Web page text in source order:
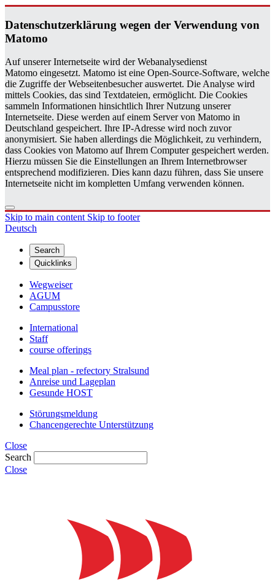
Daten­schutzerklärung wegen der Ver­wen­dung von
Matomo
Auf unserer Internetseite wird der Webanalysedienst
Matomo eingesetzt. Matomo ist eine Open-Source-Software, welche
die Zugriffe der Webseitenbesucher auswertet. Die Analyse wird
mittels Cookies, das sind Textdateien, ermöglicht. Die Cookies
sammeln Informationen hinsichtlich Ihrer Nutzung unserer
Internetseite. Diese werden auf einem Server von Matomo in
Deutschland gespeichert. Ihre IP-Adresse wird noch zuvor
anonymisiert. Sie haben allerdings die Möglichkeit, zu verhindern,
dass Cookies von Matomo auf Ihrem Computer gespeichert werden.
Hierzu müssen Sie die Einstellungen an Ihrem Internetbrowser
entsprechend modifizieren. Dies kann dazu führen, dass Sie unsere
Internetseite nicht im kompletten Umfang verwenden können.
Skip to main content Skip to footer
Deutsch
Search
Quicklinks
Wegweiser
AGUM
Campusstore
International
Staff
course offerings
Meal plan - refectory Stralsund
Anreise und Lageplan
Gesunde HOST
Störungsmeldung
Chancengerechte Unterstützung
Close
Search
Close